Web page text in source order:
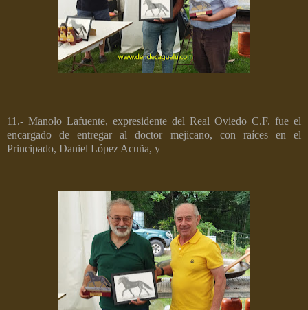
11.- Manolo Lafuente, expresidente del Real Oviedo C.F. fue el
encargado de entregar al doctor mejicano, con raíces en el
Principado, Daniel López Acuña, y